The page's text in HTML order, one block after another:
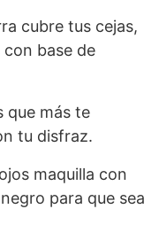
cubre tus cejas,
base de
que más te
tu disfraz.
maquilla con
para que sea